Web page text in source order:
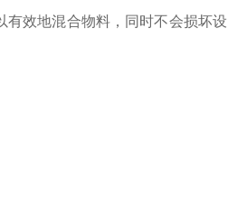
效地混合物料，同时不会损坏设